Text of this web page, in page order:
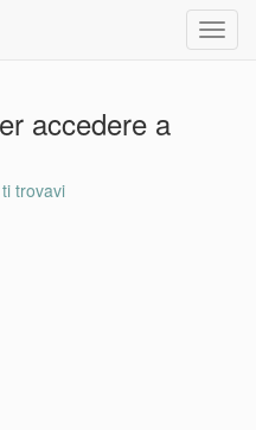
accedere a
trovavi